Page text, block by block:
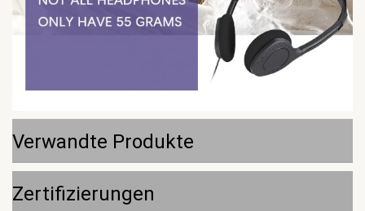
Verwandte Produkte
Zertifizierungen